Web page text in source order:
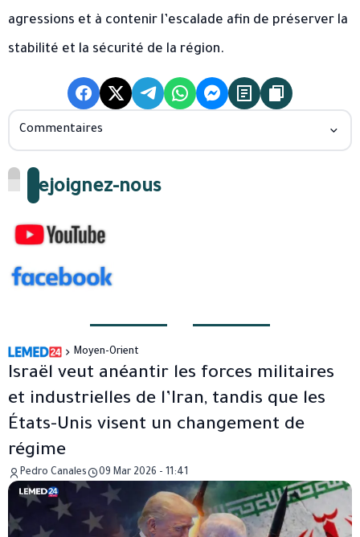
agressions et à contenir l’escalade afin de préserver la
stabilité et la sécurité de la région.
Commentaires
Rejoignez-nous
Moyen-Orient
Israël veut anéantir les forces militaires
et industrielles de l’Iran, tandis que les
États-Unis visent un changement de
régime
Pedro Canales 09 Mar 2026 - 11:41